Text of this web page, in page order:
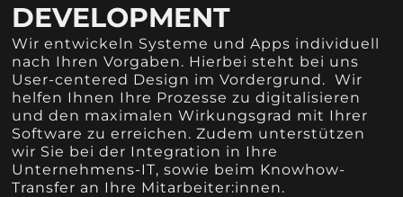
DEVELOPMENT
Wir entwickeln Systeme und Apps individuell
nach Ihren Vorgaben. Hierbei steht bei uns
User-centered Design im Vordergrund. Wir
helfen Ihnen Ihre Prozesse zu digitalisieren
und den maximalen Wirkungsgrad mit Ihrer
Software zu erreichen. Zudem unterstützen
wir Sie bei der Integration in Ihre
Unternehmens-IT, sowie beim Knowhow-
Transfer an Ihre Mitarbeiter:innen.